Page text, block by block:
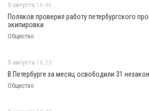
5 августа 16:46
Поляков проверил работу петербургского
экипировки
Общество
5 августа 16:23
В Петербурге за месяц освободили 31
Общество